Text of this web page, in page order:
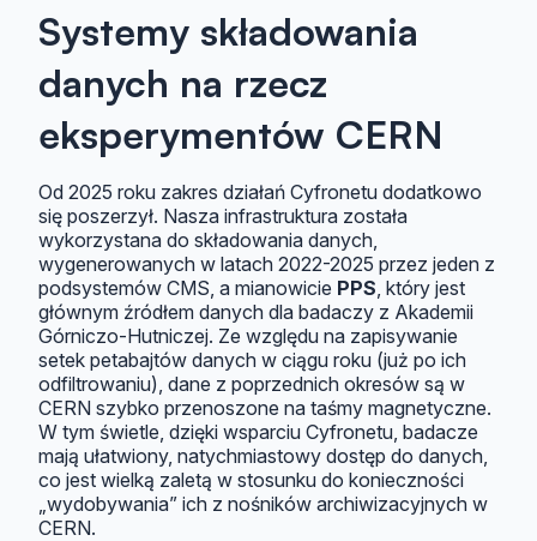
Systemy składowania
danych na rzecz
eksperymentów CERN
Od 2025 roku zakres działań Cyfronetu dodatkowo
się poszerzył. Nasza infrastruktura została
wykorzystana do składowania danych,
wygenerowanych w latach 2022-2025 przez jeden z
podsystemów CMS, a mianowicie PPS, który jest
głównym źródłem danych dla badaczy z Akademii
Górniczo-Hutniczej. Ze względu na zapisywanie
setek petabajtów danych w ciągu roku (już po ich
odfiltrowaniu), dane z poprzednich okresów są w
CERN szybko przenoszone na taśmy magnetyczne.
W tym świetle, dzięki wsparciu Cyfronetu, badacze
mają ułatwiony, natychmiastowy dostęp do danych,
co jest wielką zaletą w stosunku do konieczności
„wydobywania” ich z nośników archiwizacyjnych w
CERN.